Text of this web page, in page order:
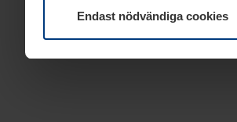
Endast nödvändiga cookies